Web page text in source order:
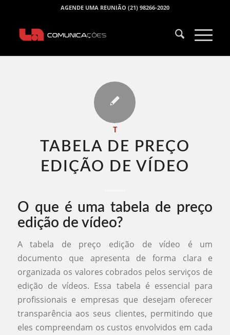
AGENDE UMA REUNIÃO (21) 98266-2020
T
TABELA DE PREÇO
EDIÇÃO DE VÍDEO​
O que é uma tabela de preço
edição de vídeo?
A tabela de preço edição de vídeo é um
documento que apresenta de forma clara e
organizada os valores cobrados pelos serviços de
edição de vídeos. Essa tabela é essencial para
profissionais e empresas que desejam oferecer
transparência aos seus clientes, permitindo que
eles compreendam os custos envolvidos em cada